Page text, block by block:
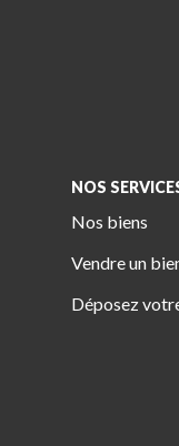
NOS
Nos biens
Vendre un
Déposez